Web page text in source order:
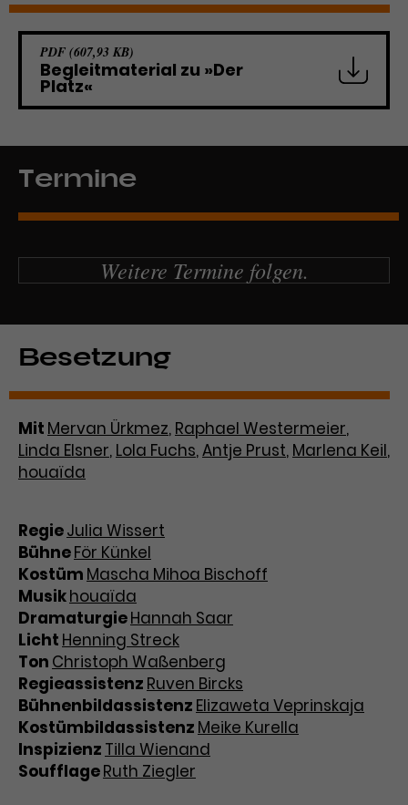
verschiedene Websites hinweg.
PDF (607,93 KB)
Begleitmaterial zu »Der
Platz«
Termine
Weitere Termine folgen.
Besetzung
Mit Mervan Ürkmez, Raphael Westermeier,
Linda Elsner, Lola Fuchs,Antje Prust, Marlena Keil,
houaïda
RegieJulia Wissert
BühneFör Künkel
Kostüm Mascha Mihoa Bischoff
Musikhouaïda
DramaturgieHannah Saar
Licht Henning Streck
Ton Christoph Waßenberg
Regieassistenz Ruven Bircks
Bühnenbildassistenz Elizaweta Veprinskaja
Kostümbildassistenz Meike Kurella
Inspizienz Tilla Wienand
SoufflageRuth Ziegler